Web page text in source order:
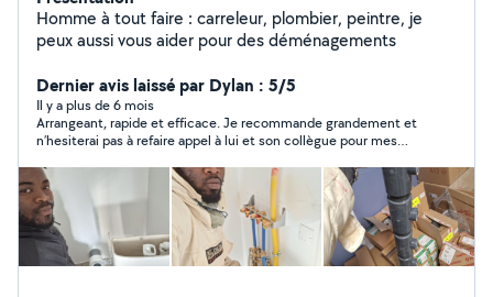
Homme à tout faire : carreleur, plombier, peintre, je
peux aussi vous aider pour des déménagements
Dernier avis laissé par Dylan : 5/5
Il y a plus de 6 mois
Arrangeant, rapide et efficace. Je recommande grandement et
n’hesiterai pas à refaire appel à lui et son collègue pour mes